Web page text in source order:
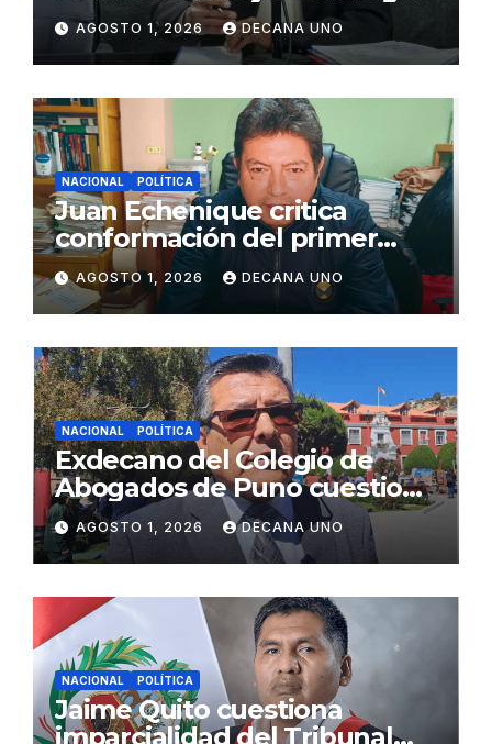
de Agua y Alcantarillado para
Juliaca
AGOSTO 1, 2026 DECANA UNO
NACIONAL POLÍTICA
Juan Echenique critica
conformación del primer
gabinete ministerial de Keiko
Fujimori
AGOSTO 1, 2026 DECANA UNO
NACIONAL POLÍTICA
Exdecano del Colegio de
Abogados de Puno cuestiona
propuestas sobre seguridad
ciudadana
AGOSTO 1, 2026 DECANA UNO
NACIONAL POLÍTICA
Jaime Quito cuestiona
imparcialidad del Tribunal